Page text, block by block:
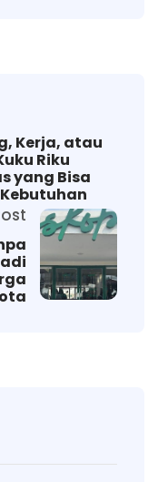
Kerja, atau
Riku
yang Bisa